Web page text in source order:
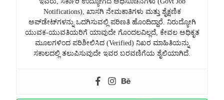
Notifications), ಖಾಸಗಿ ನೇಮಕಾತಿಗಳು ಮತ್ತು ಶೈಕ್ಷಣಿಕ
ಅಪ್‌ಡೇಟ್‌ಗಳನ್ನು ಒದಗಿಸುವಲ್ಲಿ ಪರಿಣತಿ ಹೊಂದಿದ್ದಾರೆ. ನಿರುದ್ಯೋಗಿ
ಯುವಕ-ಯುವತಿಯರಿಗೆ ಯಾವುದೇ ಗೊಂದಲವಿಲ್ಲದೆ, ಕೇವಲ ಅಧಿಕೃತ
ಮೂಲಗಳಿಂದ ಪರಿಶೀಲಿಸಿದ (Verified) ನಿಖರ ಮಾಹಿತಿಯನ್ನು
ಸಕಾಲದಲ್ಲಿ ತಲುಪಿಸುವುದೇ ಇವರ ಬರವಣಿಗೆಯ ಶೈಲಿಯಾಗಿದೆ.